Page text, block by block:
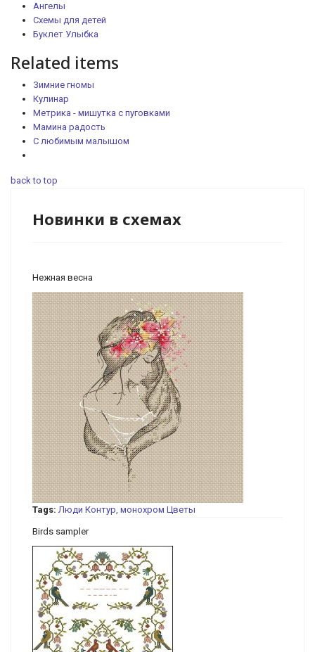
Ангелы
Схемы для детей
Буклет Улыбка
Related items
Зимние гномы
Кулинар
Метрика - мишутка с пуговками
Мамина радость
С любимым малышом
back to top
Новинки в схемах
Нежная весна
Tags: Люди Контур, монохром Цветы
Birds sampler